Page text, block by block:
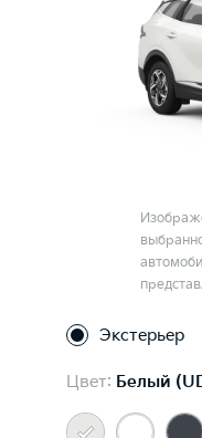
Экстерьер
Цвет: Белый